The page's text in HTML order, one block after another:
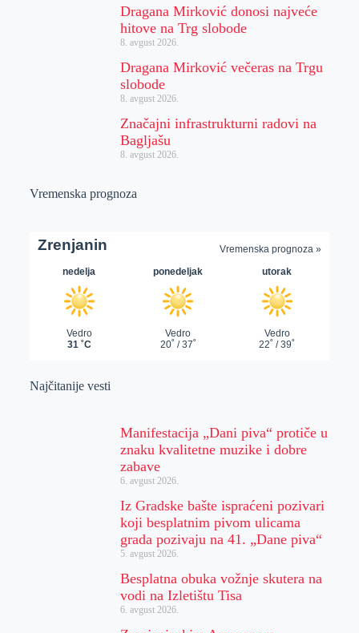
Dragana Mirković donosi najveće
hitove na Trg slobode
8. avgust 2026.
Dragana Mirković večeras na Trgu
slobode
8. avgust 2026.
Značajni infrastrukturni radovi na
Bagljašu
8. avgust 2026.
Vremenska prognoza
Najčitanije vesti
Manifestacija „Dani piva“ protiče u
znaku kvalitetne muzike i dobre
zabave
6. avgust 2026.
Iz Gradske bašte ispraćeni pozivari
koji besplatnim pivom ulicama
grada pozivaju na 41. „Dane piva“
5. avgust 2026.
Besplatna obuka vožnje skutera na
vodi na Izletištu Tisa
6. avgust 2026.